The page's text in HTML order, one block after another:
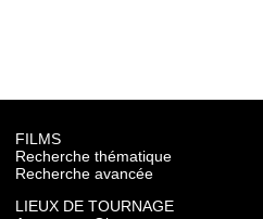
FILMS
Recherche thématique
Recherche avancée
LIEUX DE TOURNAGE